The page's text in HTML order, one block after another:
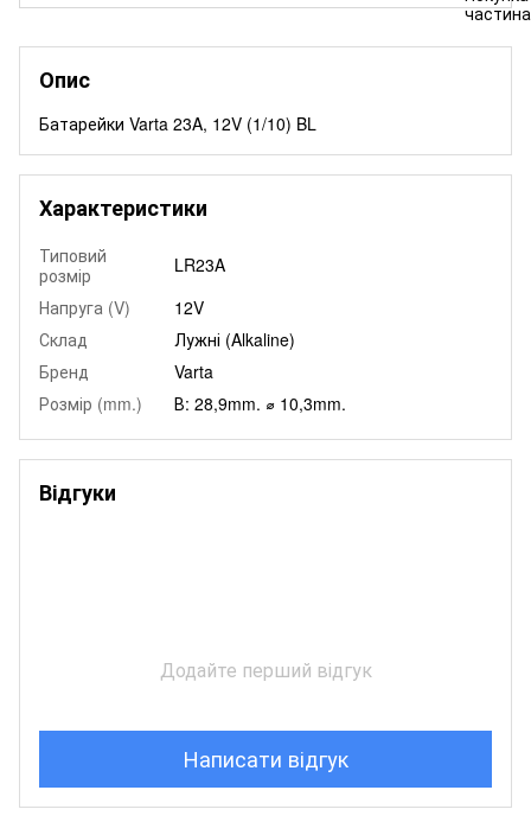
Опис
Батарейки Varta 23A, 12V (1/10) BL
Характеристики
Типовий
розмір
LR23A
Напруга (V)
12V
Склад
Лужні (Alkaline)
Бренд
Varta
Розмір (mm.)
В: 28,9mm. ⌀ 10,3mm.
Відгуки
Додайте перший відгук
Написати відгук